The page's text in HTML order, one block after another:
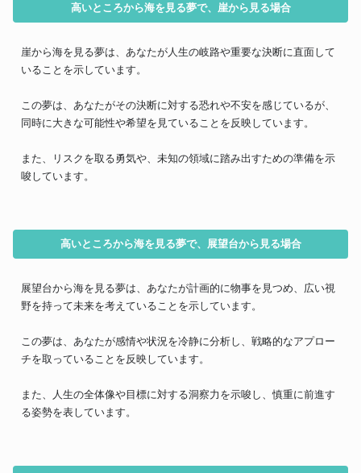
高いところから海を見る夢で、崖から見る場合
崖から海を見る夢は、あなたが人生の岐路や重要な決断に直面して
いることを示しています。
この夢は、あなたがその決断に対する恐れや不安を感じているが、
同時に大きな可能性や希望を見ていることを反映しています。
また、リスクを取る勇気や、未知の領域に踏み出すための準備を示
唆しています。
高いところから海を見る夢で、展望台から見る場合
展望台から海を見る夢は、あなたが計画的に物事を見つめ、広い視
野を持って未来を考えていることを示しています。
この夢は、あなたが感情や状況を冷静に分析し、戦略的なアプロー
チを取っていることを反映しています。
また、人生の全体像や目標に対する洞察力を示唆し、慎重に前進す
る姿勢を表しています。